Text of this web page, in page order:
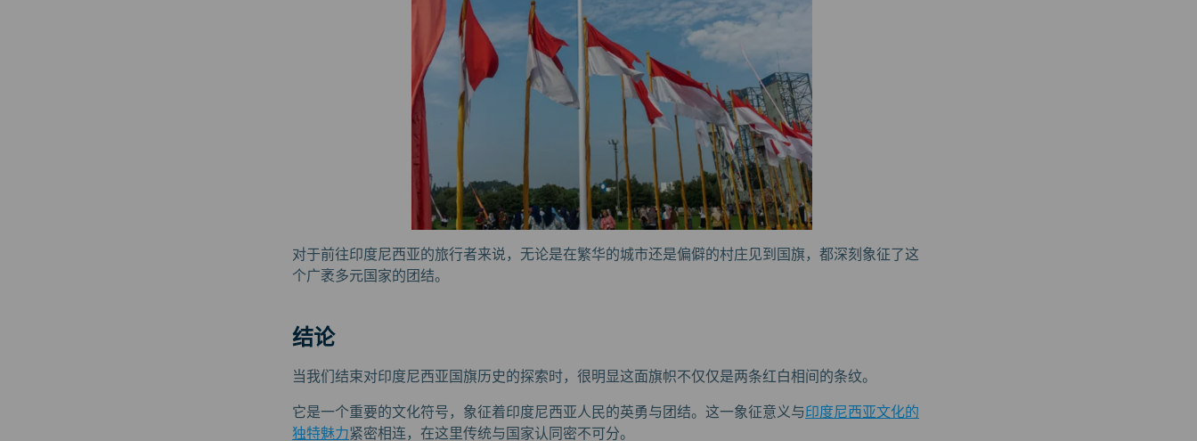
对于前往印度尼西亚的旅行者来说，无论是在繁华的城市还是偏僻的村庄见到国旗，都深刻象征了这
个广袤多元国家的团结。
结论
当我们结束对印度尼西亚国旗历史的探索时，很明显这面旗帜不仅仅是两条红白相间的条纹。
它是一个重要的文化符号，象征着印度尼西亚人民的英勇与团结。这一象征意义与印度尼西亚文化的
独特魅力紧密相连，在这里传统与国家认同密不可分。